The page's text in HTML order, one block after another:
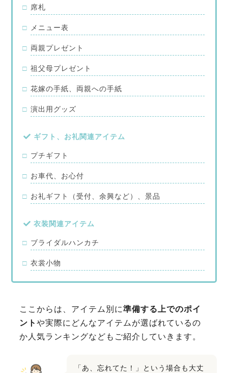
席札
メニュー表
両親プレゼント
祖父母プレゼント
花嫁の手紙、両親への手紙
演出用グッズ
ギフト、お礼関連アイテム
プチギフト
お車代、お心付
お礼ギフト（受付、余興など）、景品
衣装関連アイテム
ブライダルハンカチ
衣裳小物
ここからは、アイテム別に準備する上でのポイ
ントや実際にどんなアイテムが選ばれているの
か人気ランキングなどもご紹介していきます。
「あ、忘れてた！」という場合も大丈